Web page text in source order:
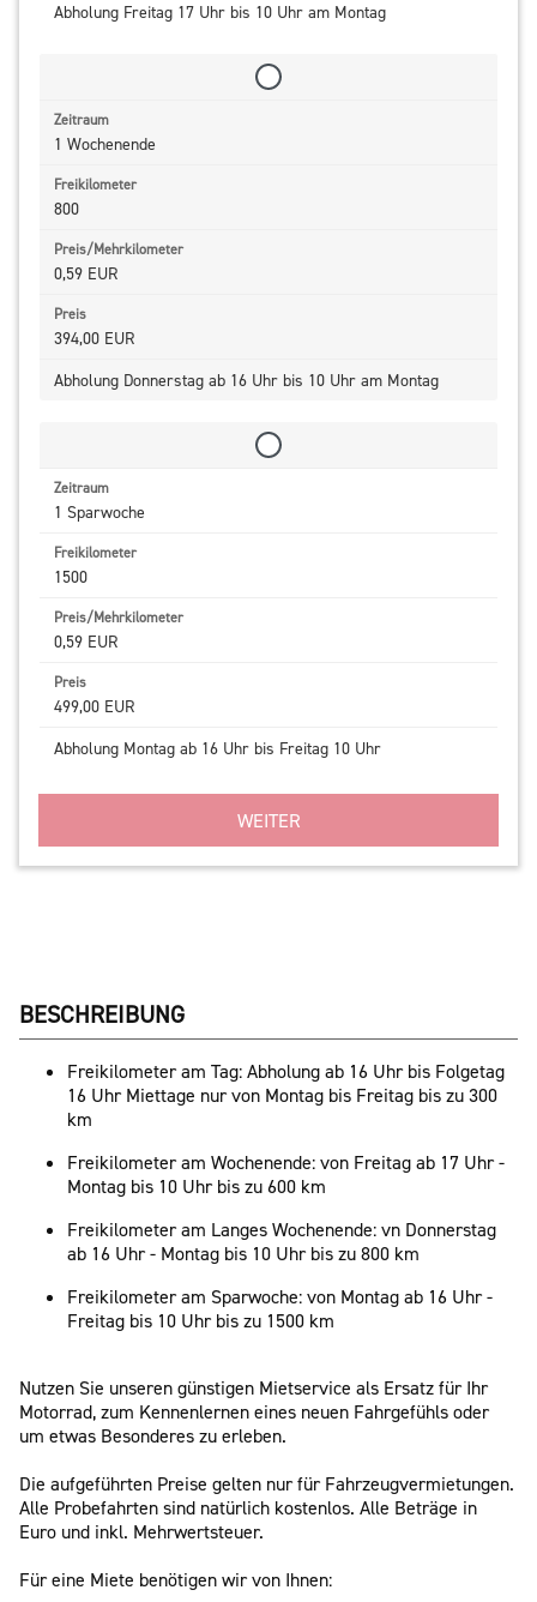
Abholung Freitag 17 Uhr bis 10 Uhr am Montag
1 Wochenende
800
0,59 EUR
394,00 EUR
Abholung Donnerstag ab 16 Uhr bis 10 Uhr am Montag
1 Sparwoche
1500
0,59 EUR
499,00 EUR
Abholung Montag ab 16 Uhr bis Freitag 10 Uhr
WEITER
BESCHREIBUNG
Freikilometer am Tag: Abholung ab 16 Uhr bis Folgetag
16 Uhr Miettage nur von Montag bis Freitag bis zu 300
km
Freikilometer am Wochenende: von Freitag ab 17 Uhr -
Montag bis 10 Uhr bis zu 600 km
Freikilometer am Langes Wochenende: vn Donnerstag
ab 16 Uhr - Montag bis 10 Uhr bis zu 800 km
Freikilometer am Sparwoche: von Montag ab 16 Uhr -
Freitag bis 10 Uhr bis zu 1500 km
Nutzen Sie unseren günstigen Mietservice als Ersatz für Ihr
Motorrad, zum Kennenlernen eines neuen Fahrgefühls oder
um etwas Besonderes zu erleben.
Die aufgeführten Preise gelten nur für Fahrzeugvermietungen.
Alle Probefahrten sind natürlich kostenlos. Alle Beträge in
Euro und inkl. Mehrwertsteuer.
Für eine Miete benötigen wir von Ihnen: